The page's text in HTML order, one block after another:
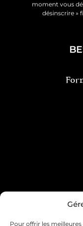
Pour offrir les
moment vous
désinscrire »